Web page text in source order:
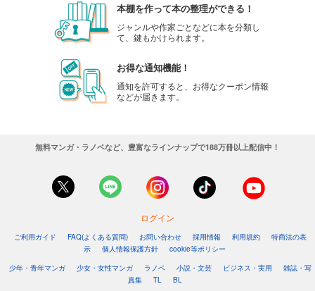
509円 (税込)
あらすじを表示する
あらすじを表示する
本棚を作って本の整理ができる！
ジャンルや作家ごとなどに本を分類し
て、鍵もかけられます。
お得な通知機能！
通知を許可すると、お得なクーポン情報
などが届きます。
無料マンガ・ラノベなど、豊富なラインナップで188万冊以上配信中！
ログイン
ご利用ガイド FAQ(よくある質問) お問い合わせ 採用情報 利用規約
特商法の表
示
個人情報保護方針
cookie等ポリシー
少年・青年マンガ
少女・女性マンガ ラノベ 小説・文芸 ビジネス・実用
雑誌・写
真集
TL BL